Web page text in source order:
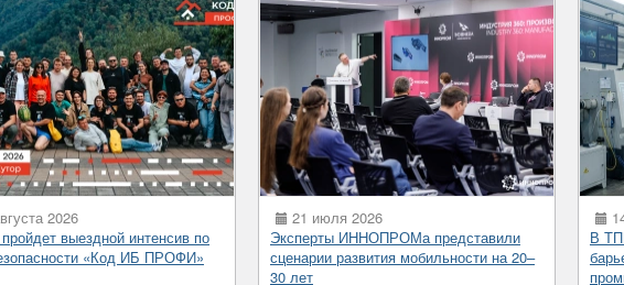
2026
выездной интенсив по
«Код ИБ ПРОФИ»
21 июля 2026
Эксперты ИННОПРОМа представили
сценарии развития мобильности на 20–
30 лет
В